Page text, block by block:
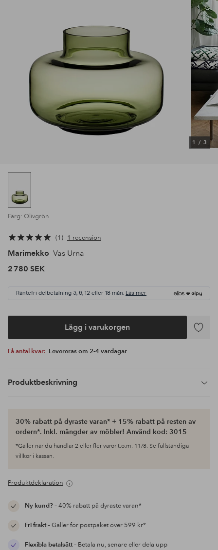
1 / 3
Färg: Olivgrön
1 1 recension
Marimekko Vas Urna
2 780 SEK
Räntefri delbetalning 3, 6, 12 eller 18 mån. Läs mer
Lägg i varukorgen
Lägg
Få antal kvar: Levereras om 2-4 vardagar
Produktbeskrivning
30% rabatt på dyraste varan* + 15% rabatt på resten av
ordern*. Inkl. mängder av möbler! Använd kod: 3015
*Gäller när du handlar 2 eller fler varor t.o.m. 11/8. Se fullständiga
villkor i kassan.
Produktdeklaration
Ny kund?– 40% rabatt på dyraste varan*
Fri frakt– Gäller för postpaket över 599 kr*
Flexibla betalsätt– Betala nu, senare eller dela upp